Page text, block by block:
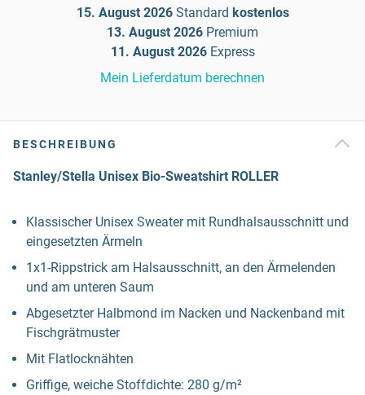
15. August 2026 Standard kostenlos
13. August 2026 Premium
11. August 2026 Express
Mein Lieferdatum berechnen
BESCHREIBUNG
Stanley/Stella Unisex Bio-Sweatshirt ROLLER
Klassischer Unisex Sweater mit Rundhalsausschnitt und
eingesetzten Ärmeln
1x1-Rippstrick am Halsausschnitt, an den Ärmelenden
und am unteren Saum
Abgesetzter Halbmond im Nacken und Nackenband mit
Fischgrätmuster
Mit Flatlocknähten
Griffige, weiche Stoffdichte: 280 g/m²